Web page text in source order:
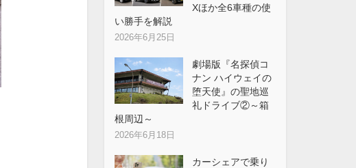
Xほか全6車種の使
い勝手を解説
2026年6月25日
劇場版『名探偵コ
ナン ハイウェイの
堕天使』の聖地巡
礼ドライブ②～箱
根周辺～
2026年6月18日
カーシェアで乗り